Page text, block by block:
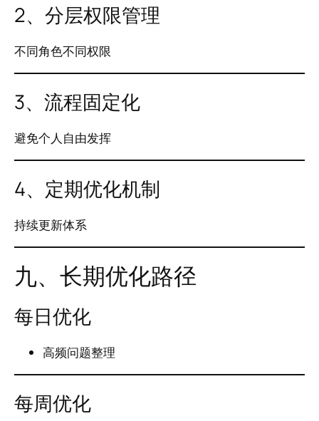
2、分层权限管理
不同角色不同权限
3、流程固定化
避免个人自由发挥
4、定期优化机制
持续更新体系
九、长期优化路径
每日优化
高频问题整理
每周优化